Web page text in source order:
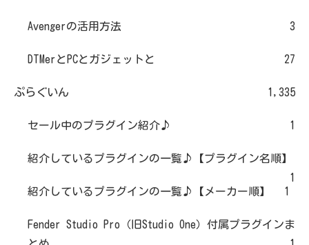
Avengerの活用方法 3
DTMerとPCとガジェットと 27
ぷらぐいん 1,335
セール中のプラグイン紹介♪ 1
紹介しているプラグインの一覧♪【プラグイン名順】
1
紹介しているプラグインの一覧♪【メーカー順】
1
Fender Studio Pro（旧Studio One）付属プラグインま